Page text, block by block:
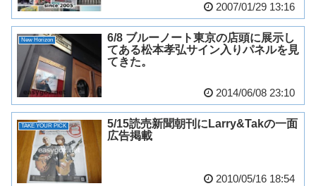
2007/01/29 13:16
New Horizon
6/8 ブルーノート東京の店頭に展示し
てある松本孝弘サイン入りパネルを見
てきた。
2014/06/08 23:10
TAKE YOUR PICK
5/15読売新聞朝刊にLarry&Takの一面
広告掲載
2010/05/16 18:54